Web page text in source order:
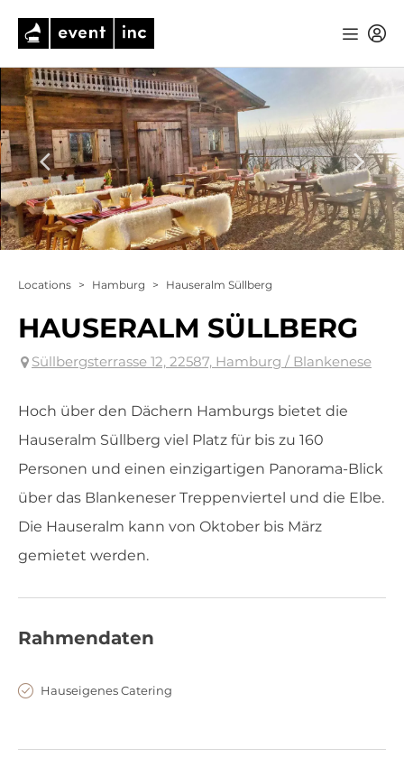
Locations > Hamburg > Hauseralm Süllberg
HAUSERALM SÜLLBERG
Süllbergsterrasse 12, 22587, Hamburg / Blankenese
Hoch über den Dächern Hamburgs bietet die
Hauseralm Süllberg viel Platz für bis zu 160
Personen und einen einzigartigen Panorama-Blick
über das Blankeneser Treppenviertel und die Elbe.
Die Hauseralm kann von Oktober bis März
gemietet werden.
Rahmendaten
Hauseigenes Catering